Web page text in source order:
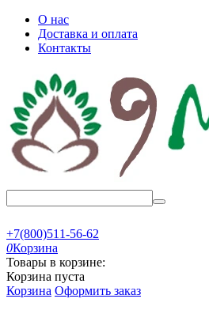
О нас
Доставка и оплата
Контакты
+7(800)511-56-62
0Корзина
Товары в корзине:
Корзина пуста
Корзина Оформить заказ